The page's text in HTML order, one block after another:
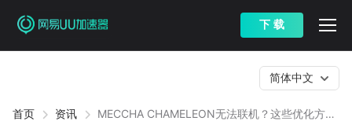
下 载
首页 资讯
MECCHA CHAMELEON无法联机？这些优化方法
简体中文